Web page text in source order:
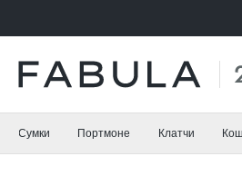
Сумки Портмоне Клатчи